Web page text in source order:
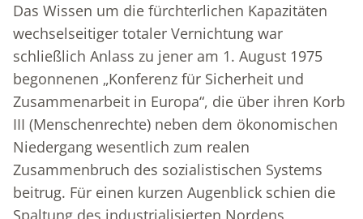
Das Wissen um die fürchterlichen Kapazitäten
wechselseitiger totaler Vernichtung war
schließlich Anlass zu jener am 1. August 1975
begonnenen „Konferenz für Sicherheit und
Zusammenarbeit in Europa“, die über ihren Korb
III (Menschenrechte) neben dem ökonomischen
Niedergang wesentlich zum realen
Zusammenbruch des sozialistischen Systems
beitrug. Für einen kurzen Augenblick schien die
Spaltung des industrialisierten Nordens